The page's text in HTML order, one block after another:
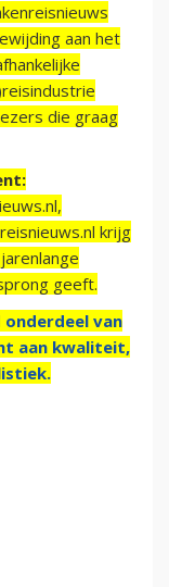
aan het
die graag
krijg
geeft.
onderdeel van
aan kwaliteit,